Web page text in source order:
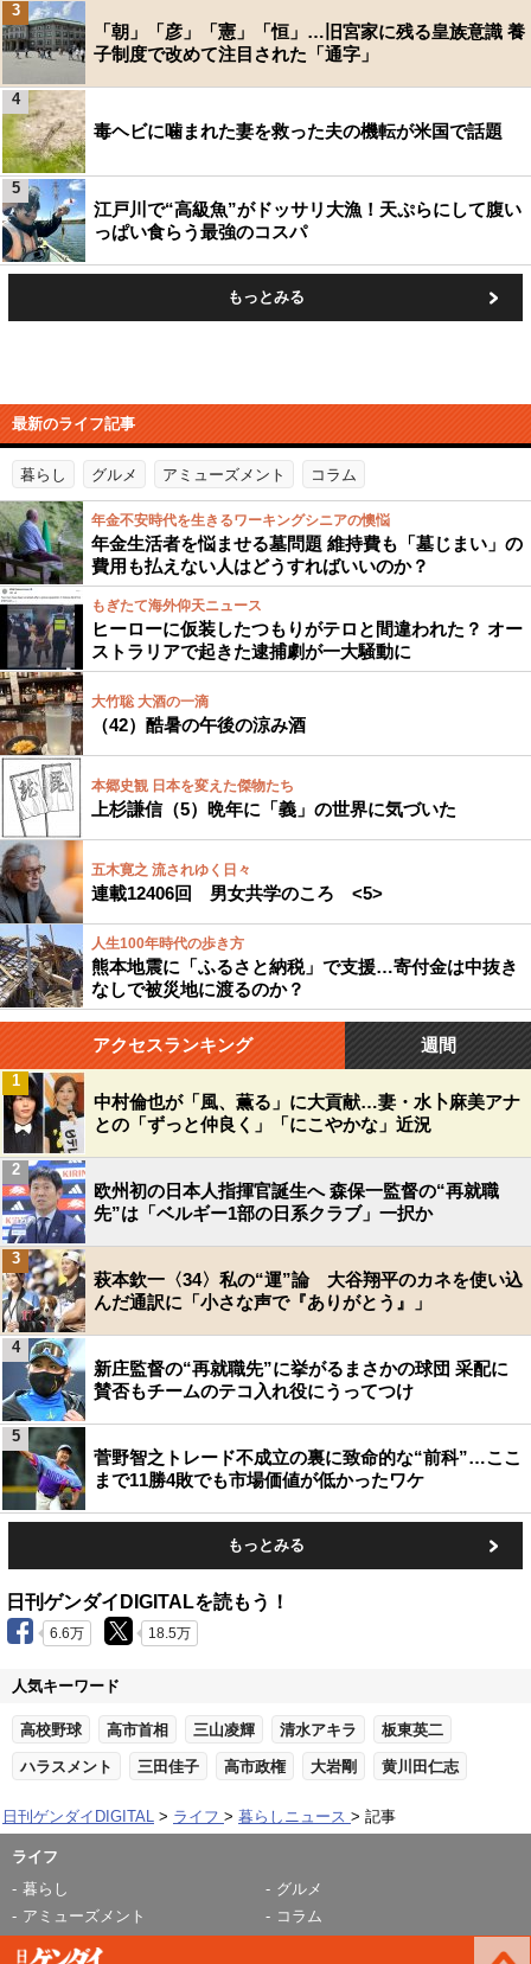
「朝」「彦」「憲」「恒」…旧宮家に残る皇族意識 養
子制度で改めて注目された「通字」
3
毒ヘビに噛まれた妻を救った夫の機転が米国で話題
4
江戸川で“高級魚”がドッサリ大漁！天ぷらにして腹い
っぱい食らう最強のコスパ
5
もっとみる
最新のライフ記事
暮らし グルメ アミューズメント コラム
年金不安時代を生きるワーキングシニアの懊悩
年金生活者を悩ませる墓問題 維持費も「墓じまい」の
費用も払えない人はどうすればいいのか？
もぎたて海外仰天ニュース
ヒーローに仮装したつもりがテロと間違われた？ オー
ストラリアで起きた逮捕劇が一大騒動に
大竹聡 大酒の一滴
（42）酷暑の午後の涼み酒
本郷史観 日本を変えた傑物たち
上杉謙信（5）晩年に「義」の世界に気づいた
五木寛之 流されゆく日々
連載12406回 男女共学のころ <5>
人生100年時代の歩き方
熊本地震に「ふるさと納税」で支援…寄付金は中抜き
なしで被災地に渡るのか？
アクセスランキング 週間
中村倫也が「風、薫る」に大貢献…妻・水卜麻美アナ
との「ずっと仲良く」「にこやかな」近況
1
欧州初の日本人指揮官誕生へ 森保一監督の“再就職
先”は「ベルギー1部の日系クラブ」一択か
2
萩本欽一〈34〉私の“運”論 大谷翔平のカネを使い込
んだ通訳に「小さな声で『ありがとう』」
3
新庄監督の“再就職先”に挙がるまさかの球団 采配に
賛否もチームのテコ入れ役にうってつけ
4
菅野智之トレード不成立の裏に致命的な“前科”…ここ
まで11勝4敗でも市場価値が低かったワケ
5
もっとみる
日刊ゲンダイDIGITALを読もう！
6.6万 18.5万
人気キーワード
高校野球 高市首相 三山凌輝 清水アキラ 板東英二
ハラスメント 三田佳子 高市政権 大岩剛 黄川田仁志
日刊ゲンダイDIGITAL ライフ 暮らしニュース 記事
ライフ
暮らし
グルメ
アミューズメント
コラム